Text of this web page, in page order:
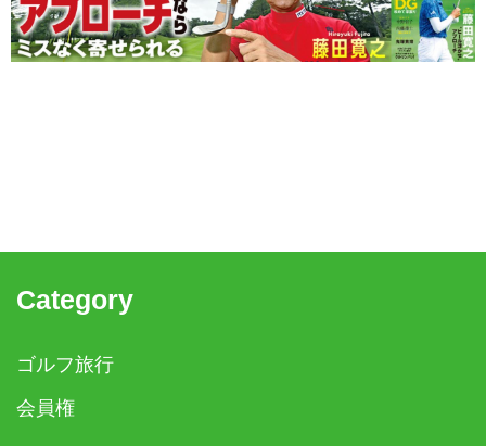
Category
ゴルフ旅行
会員権